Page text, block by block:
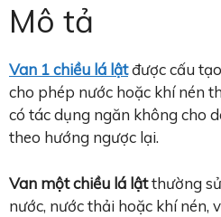
Mô tả
Van 1 chiều lá lậtđược cấu
cho phép nước hoặc khí nén
có tác dụng ngăn không cho
theo hướng ngược lại.
Van một chiều lá lậtthường
nước, nước thải hoặc khí nén,